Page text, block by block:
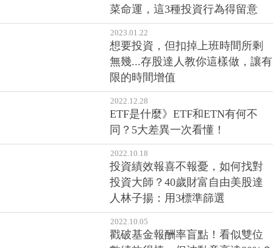
菜命運，這3種投資行為得留意
2023.01.22
想要投資，但扣掉上班時間所剩
無幾...存股達人教你這樣做，讓有
限的時間增值
2022.12.28
ETF是什麼》ETF和ETN有何不
同？5大差異一次看懂！
2022.10.18
投資績效報喜不報憂，如何找對
投資大師？40歲財富自由美股達
人林子揚：用3標準篩選
2022.10.05
戳破基金報酬率盲點！看似雙位